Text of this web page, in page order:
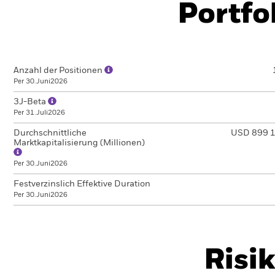
Anzahl der Positionen
Per 30.Juni2026
3J-Beta
Per 31.Juli2026
Durchschnittliche
Marktkapitalisierung (Millionen)
Per 30.Juni2026
USD 899
Festverzinslich Effektive Duration
Per 30.Juni2026